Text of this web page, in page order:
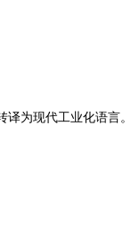
为现代工业化语言